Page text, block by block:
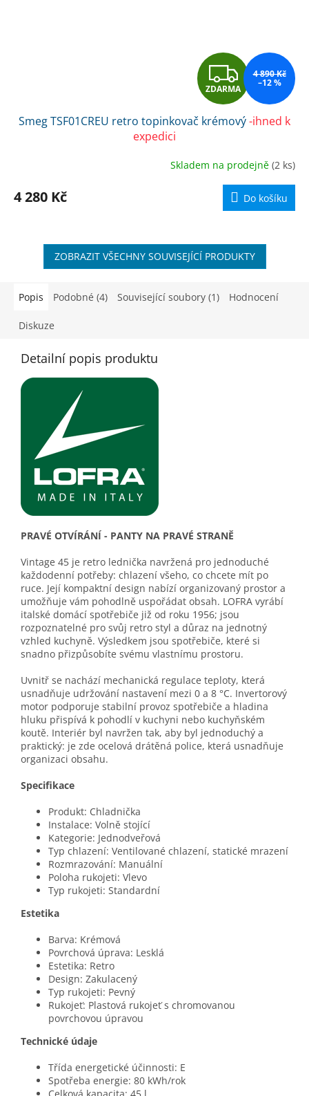
Z
D
A
R
M
A
ZDARMA
4 890 Kč
–12 %
Smeg TSF01CREU retro topinkovač krémový-ihned k
expedici
Skladem na prodejně (2 ks)
4 280 Kč Do košíku
ZOBRAZIT VŠECHNY SOUVISEJÍCÍ PRODUKTY
Popis Podobné (4) Související soubory (1) Hodnocení
Diskuze
Detailní popis produktu
PRAVÉ OTVÍRÁNÍ - PANTY NA PRAVÉ STRANĚ
Vintage 45 je retro lednička navržená pro jednoduché
každodenní potřeby: chlazení všeho, co chcete mít po
ruce. Její kompaktní design nabízí organizovaný prostor a
umožňuje vám pohodlně uspořádat obsah. LOFRA vyrábí
italské domácí spotřebiče již od roku 1956; jsou
rozpoznatelné pro svůj retro styl a důraz na jednotný
vzhled kuchyně. Výsledkem jsou spotřebiče, které si
snadno přizpůsobíte svému vlastnímu prostoru.
Uvnitř se nachází mechanická regulace teploty, která
usnadňuje udržování nastavení mezi 0 a 8 °C. Invertorový
motor podporuje stabilní provoz spotřebiče a hladina
hluku přispívá k pohodlí v kuchyni nebo kuchyňském
koutě. Interiér byl navržen tak, aby byl jednoduchý a
praktický: je zde ocelová drátěná police, která usnadňuje
organizaci obsahu.
Specifikace
Produkt: Chladnička
Instalace: Volně stojící
Kategorie: Jednodveřová
Typ chlazení: Ventilované chlazení, statické mrazení
Rozmrazování: Manuální
Poloha rukojeti: Vlevo
Typ rukojeti: Standardní
Estetika
Barva: Krémová
Povrchová úprava: Lesklá
Estetika: Retro
Design: Zakulacený
Typ rukojeti: Pevný
Rukojeť: Plastová rukojeť s chromovanou
povrchovou úpravou
Technické údaje
Třída energetické účinnosti: E
Spotřeba energie: 80 kWh/rok